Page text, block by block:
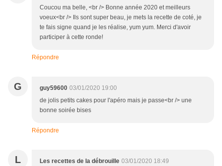
Coucou ma belle, <br /> Bonne année 2020 et meilleurs
voeux<br /> Ils sont super beau, je mets la recette de coté, je
te fais signe quand je les réalise, yum yum. Merci d'avoir
participer à cette ronde!
Répondre
G guy59600 03/01/2020 19:00
de jolis petits cakes pour l'apéro mais je passe<br /> une
bonne soirée bises
Répondre
L Les recettes de la débrouille 03/01/2020 18:49